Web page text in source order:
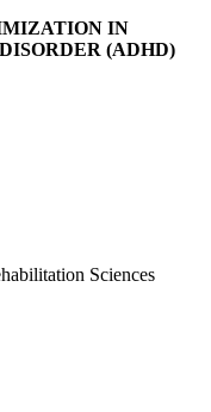
IN
(ADHD)
Sciences